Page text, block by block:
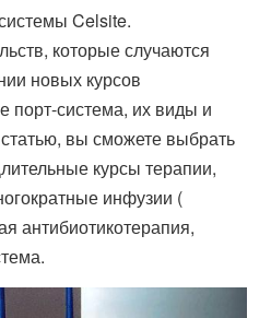
Celsite.
которые случаются
новых курсов
порт-система, их виды и
вы сможете выбрать
курсы терапии,
инфузии (​
антибиотикотерапия,